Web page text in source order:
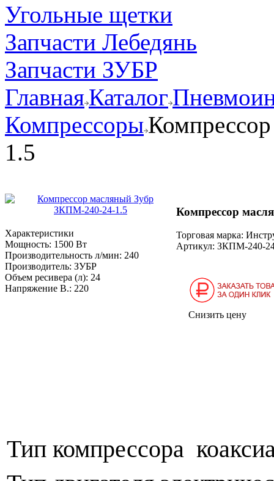
Угольные щетки
Запчасти Лебедянь
Запчасти ЗУБР
ГлавнаяКаталог
Компрессоры
1.5
Характеристики
Мощность: 1500 Вт
Производительность л/мин: 240
Производитель: ЗУБР
Объем ресивера (л): 24
Напряжение В.: 220
Компрессор
Торговая марка:
Артикул: ЗКПМ-240-
Снизить цену
Тип компрессора